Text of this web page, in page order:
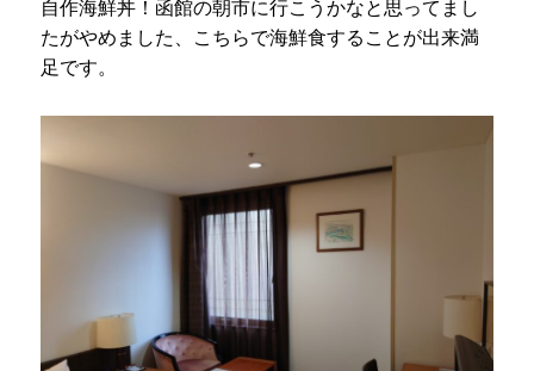
自作海鮮丼！函館の朝市に行こうかなと思ってまし
たがやめました、こちらで海鮮食することが出来満
足です。